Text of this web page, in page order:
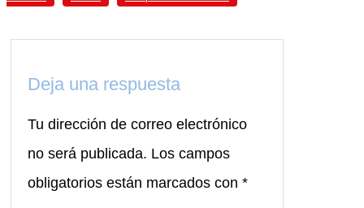
Deja una respuesta
Tu dirección de correo electrónico
no será publicada. Los campos
obligatorios están marcados con *